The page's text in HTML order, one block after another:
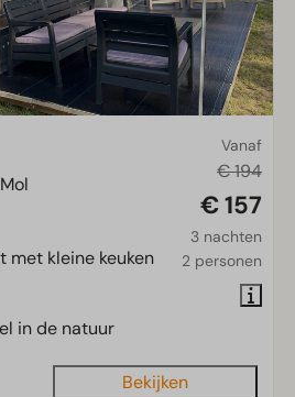
Vanaf
€ 194
€ 157
3 nachten
2 personen
met kleine keuken
in de natuur
Bekijken